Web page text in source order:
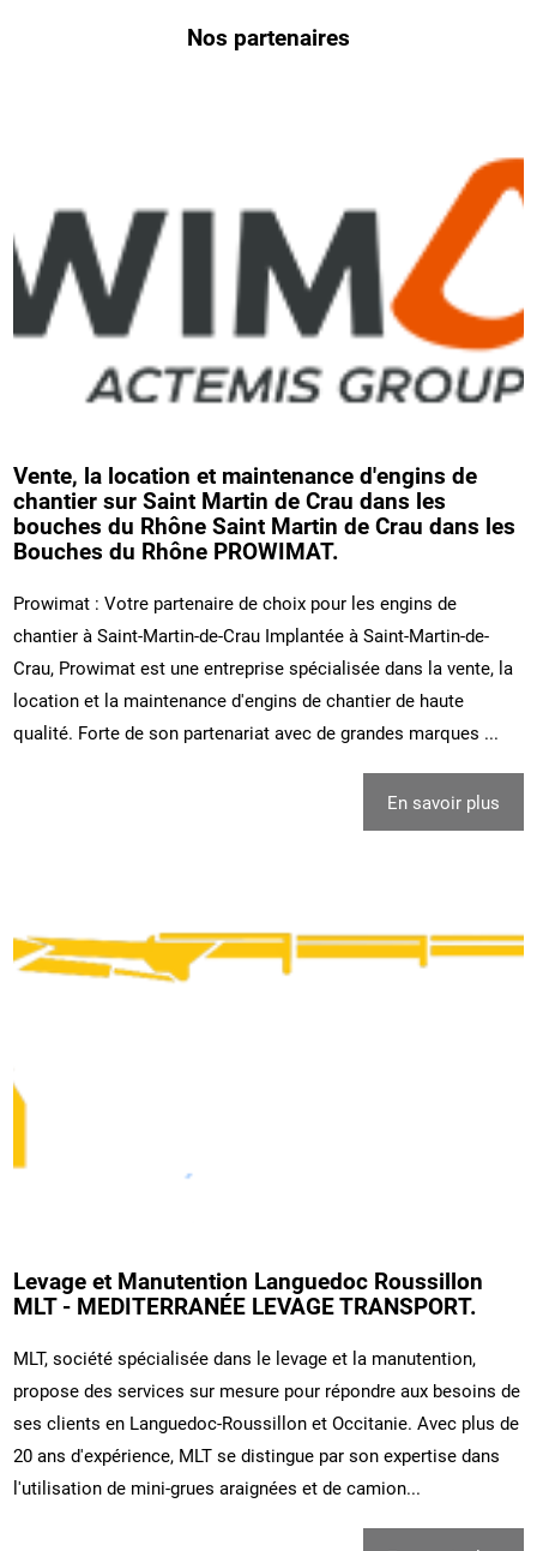
Nos partenaires
Vente, la location et maintenance d'engins de
chantier sur Saint Martin de Crau dans les
bouches du Rhône Saint Martin de Crau dans les
Bouches du Rhône PROWIMAT.
Prowimat : Votre partenaire de choix pour les engins de
chantier à Saint-Martin-de-Crau Implantée à Saint-Martin-de-
Crau, Prowimat est une entreprise spécialisée dans la vente, la
location et la maintenance d'engins de chantier de haute
qualité. Forte de son partenariat avec de grandes marques ...
En savoir plus
Levage et Manutention Languedoc Roussillon
MLT - MEDITERRANÉE LEVAGE TRANSPORT.
MLT, société spécialisée dans le levage et la manutention,
propose des services sur mesure pour répondre aux besoins de
ses clients en Languedoc-Roussillon et Occitanie. Avec plus de
20 ans d'expérience, MLT se distingue par son expertise dans
l'utilisation de mini-grues araignées et de camion...